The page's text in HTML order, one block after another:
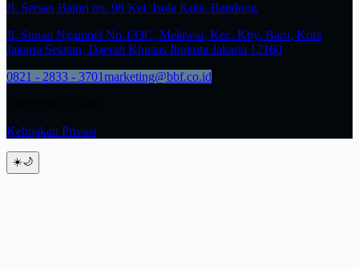
Jl. Sersan Bajuri no. 98 Kel. Isola Kota. Bandung
Jl. Sunan Ngampel No.133C, Melawai, Kec. Kby. Baru, Kota
Jakarta Selatan, Daerah Khusus Ibukota Jakarta 12160
0821 - 2833 - 3701marketing@bbf.co.id
Kebijakan Privasi
☀️🌙